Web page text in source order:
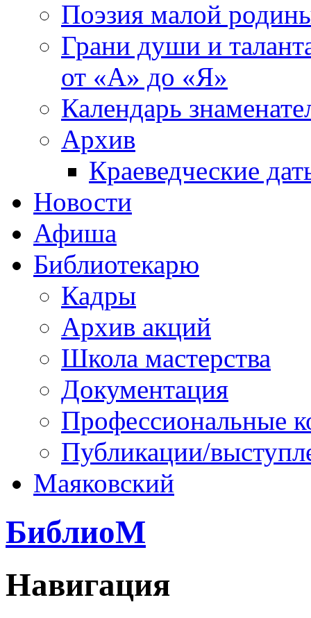
Поэзия малой
Грани души и
от «А» до «Я»
Календарь
Архив
Краеведческие
Новости
Афиша
Библиотекарю
Кадры
Архив акций
Школа мастерства
Документация
Профессиональные
Публикации/
Маяковский
БиблиоМ
Навигация